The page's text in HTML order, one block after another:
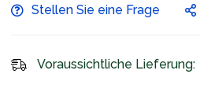
Stellen Sie eine Frage
Voraussichtliche Lieferung: